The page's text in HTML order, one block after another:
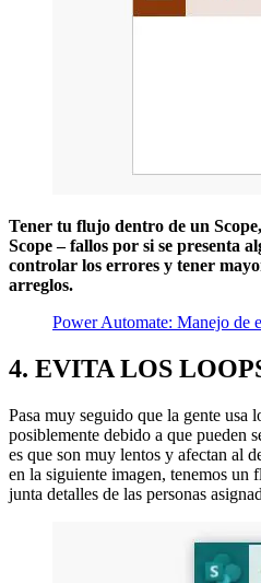
Tener tu flujo dentro de un
Scope – fallos por si se presenta
controlar los errores y tener
arreglos.
Power Automate: Manejo de
4. EVITA LOS
Pasa muy seguido que la gente usa
posiblemente debido a que pueden
es que son muy lentos y afectan al
en la siguiente imagen, tenemos un
junta detalles de las personas